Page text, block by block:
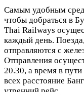
Самым удобным
чтобы добраться в
Thai Railways
каждый день.
отправляются с
Отправления
20.30, а время в
всех расстояние